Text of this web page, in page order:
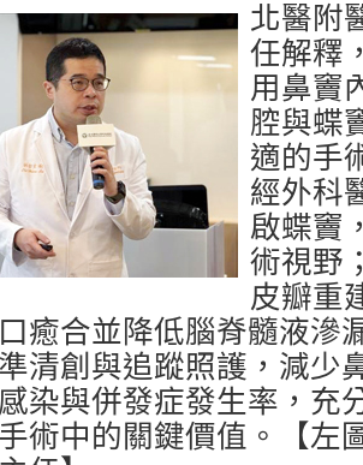
北醫附
任解釋
用鼻竇
腔與蝶
適的手
經外科
啟蝶竇
術視野
皮瓣重
癒合並降低腦脊髓液滲
清創與追蹤照護，減少
染與併發症發生率，充
術中的關鍵價值。【左